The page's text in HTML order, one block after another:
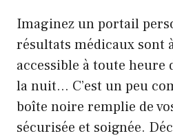
Imaginez un portail
résultats médicaux sont
accessible à toute heure
la nuit… C’est un peu
boîte noire remplie de
sécurisée et soignée.